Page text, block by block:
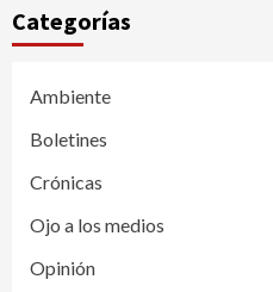
Categorías
Ambiente
Boletines
Crónicas
Ojo a los medios
Opinión